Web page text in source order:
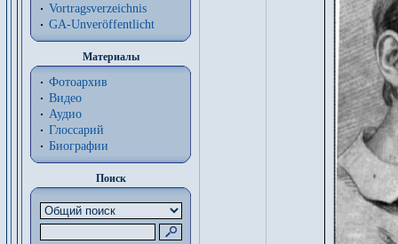
Vortragsverzeichnis
GA-Unveröffentlicht
Материалы
Фотоархив
Видео
Аудио
Глоссарий
Биографии
Поиск